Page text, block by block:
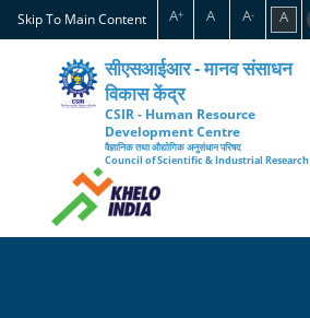
Skip
to
content
Skip To Main Content A+ A A- A
सीएसआईआर - मानव संसाधन
विकास केंद्र
CSIR - Human Resource
Development Centre
वैज्ञानिक तथा औद्योगिक अनुसंधान परिषद
Council of Scientific & Industrial Research